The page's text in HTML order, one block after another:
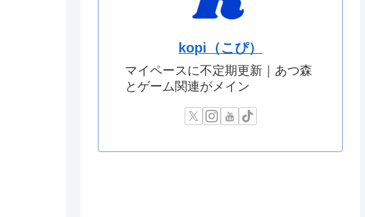
kopi（こぴ）
マイペースに不定期更新｜あつ森
とゲーム関連がメイン